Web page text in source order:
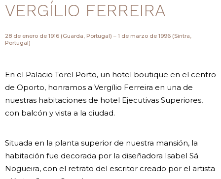
VERGÍLIO FERREIRA
28 de enero de 1916 (Guarda, Portugal) – 1 de marzo de 1996 (Sintra,
Portugal)
En el Palacio Torel Porto, un hotel boutique en el centro
de Oporto, honramos a Vergílio Ferreira en una de
nuestras habitaciones de hotel Ejecutivas Superiores,
con balcón y vista a la ciudad.
Situada en la planta superior de nuestra mansión, la
habitación fue decorada por la diseñadora Isabel Sá
Nogueira, con el retrato del escritor creado por el artista